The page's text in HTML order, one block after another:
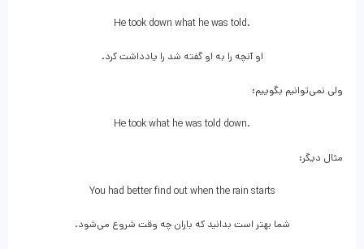
He took down what he was told.
او آنچه را به او گفته شد را یادداشت کرد.
ولی نمی‌توانیم بگوییم:
He took what he was told down.
مثال دیگر:
You had better find out when the rain starts
شما بهتر است بدانید که باران چه وقت شروع می‌شود.